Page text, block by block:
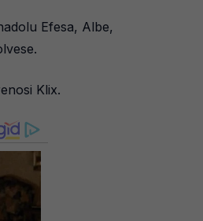
Efesa, Albe,
Klix.